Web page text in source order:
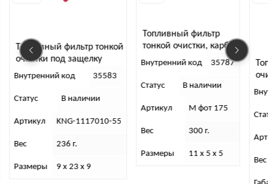
Топливный фильтр тонкой
очистки под защелку
(инжектор)
Внутренний код 35583
Статус В наличии
Артикул KNG-1117010-55
Вес 236 г.
Размеры 9 х 23 х 9
Топливный фильтр
тонкой очистки, карб
(Цитрон)
Внутренний код 35787
Статус В наличии
Артикул М фот 175
Вес 300 г.
Размеры 11 х 5 х 5
Вес